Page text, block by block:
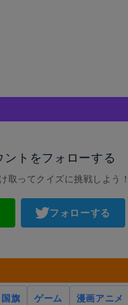
ントをフォローする
取ってクイズに挑戦しよう！
フォローする
国旗 ゲーム 漫画アニメ